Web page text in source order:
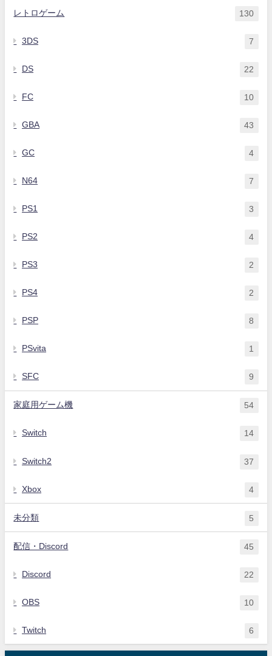
レトロゲーム 130
3DS 7
DS 22
FC 10
GBA 43
GC 4
N64 7
PS1 3
PS2 4
PS3 2
PS4 2
PSP 8
PSvita 1
SFC 9
家庭用ゲーム機 54
Switch 14
Switch2 37
Xbox 4
未分類 5
配信・Discord 45
Discord 22
OBS 10
Twitch 6